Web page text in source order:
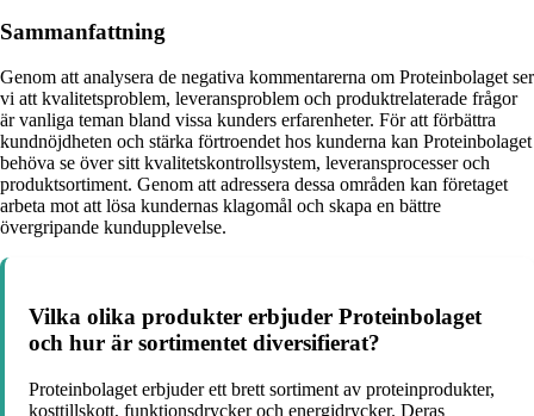
Sammanfattning
Genom att analysera de negativa kommentarerna om Proteinbolaget ser
vi att kvalitetsproblem, leveransproblem och produktrelaterade frågor
är vanliga teman bland vissa kunders erfarenheter. För att förbättra
kundnöjdheten och stärka förtroendet hos kunderna kan Proteinbolaget
behöva se över sitt kvalitetskontrollsystem, leveransprocesser och
produktsortiment. Genom att adressera dessa områden kan företaget
arbeta mot att lösa kundernas klagomål och skapa en bättre
övergripande kundupplevelse.
Vilka olika produkter erbjuder Proteinbolaget
och hur är sortimentet diversifierat?
Proteinbolaget erbjuder ett brett sortiment av proteinprodukter,
kosttillskott, funktionsdrycker och energidrycker. Deras